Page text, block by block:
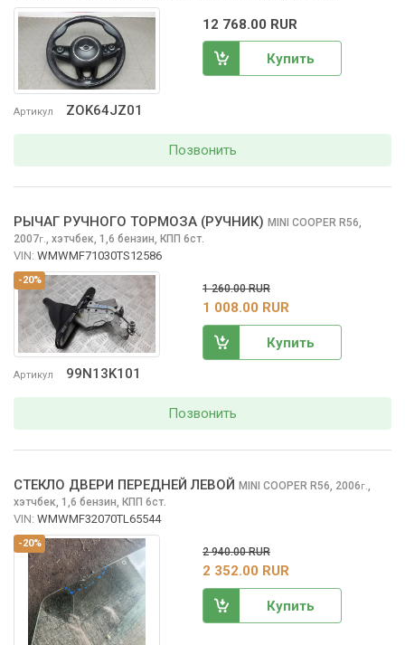
Артикул ZOK64JZ01
12 768.00 RUR
Купить
Позвонить
-20%
Артикул 99N13K101
РЫЧАГ РУЧНОГО ТОРМОЗА (РУЧНИК) MINI COOPER R56,
2007г., хэтчбек, 1,6 бензин, КПП 6ст.
VIN: WMWMF71030TS12586
1 260.00 RUR
1 008.00 RUR
Купить
Позвонить
-20%
СТЕКЛО ДВЕРИ ПЕРЕДНЕЙ ЛЕВОЙ MINI COOPER R56, 2006г.,
хэтчбек, 1,6 бензин, КПП 6ст.
VIN: WMWMF32070TL65544
2 940.00 RUR
2 352.00 RUR
Купить